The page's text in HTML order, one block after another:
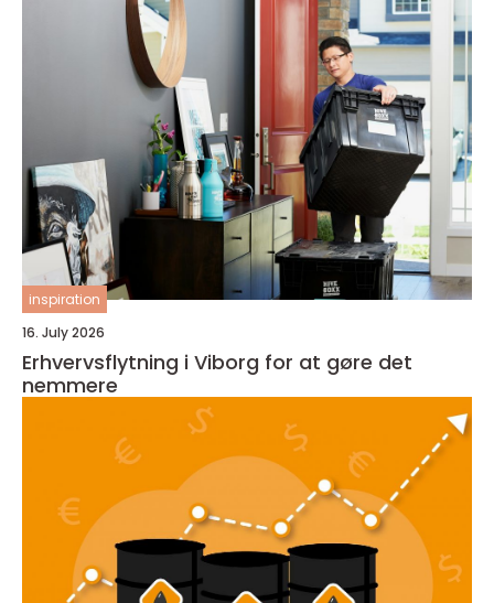
inspiration
16. July 2026
Erhvervsflytning i Viborg for at gøre det
nemmere